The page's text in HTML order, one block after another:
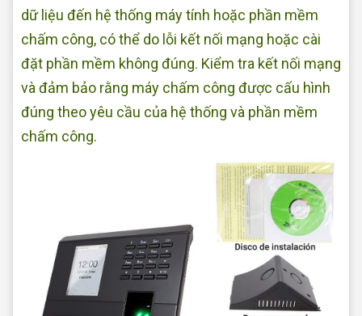
dữ liệu đến hệ thống máy tính hoặc phần mềm
chấm công, có thể do lỗi kết nối mạng hoặc cài
đặt phần mềm không đúng. Kiểm tra kết nối mạng
và đảm bảo rằng máy chấm công được cấu hình
đúng theo yêu cầu của hệ thống và phần mềm
chấm công.